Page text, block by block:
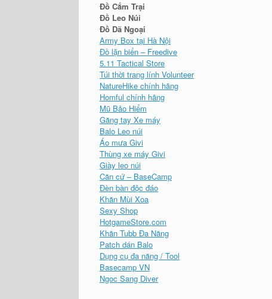
Đồ Cắm Trại
Đồ Leo Núi
Đồ Dã Ngoại
Army Box tại Hà Nội
Đồ lặn biển – Freedive
5.11 Tactical Store
Túi thời trang lính Volunteer
NatureHike chính hãng
Homful chính hãng
Mũ Bảo Hiểm
Găng tay Xe máy
Balo Leo núi
Áo mưa Givi
Thùng xe máy Givi
Giày leo núi
Căn cứ – BaseCamp
Đèn bàn độc đáo
Khăn Mùi Xoa
Sexy Shop
HotgameStore.com
Khăn Tubb Đa Năng
Patch dán Balo
Dụng cụ đa năng / Tool
Basecamp VN
Ngoc Sang Diver